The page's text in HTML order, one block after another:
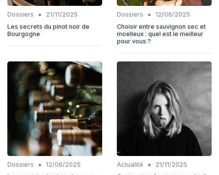
Dossiers •
21/11/2025
Les secrets du pinot noir de
Bourgogne
Dossiers •
12/06/2025
Choisir entre sauvignon sec et
moelleux : quel est le meilleur
pour vous ?
Dossiers •
12/06/2025
Actualité •
21/11/2025